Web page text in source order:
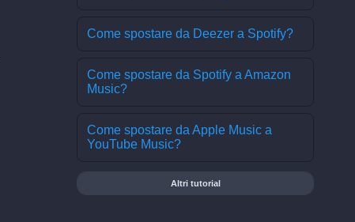
Come spostare da Deezer a Spotify?
Come spostare da Spotify a Amazon
Music?
Come spostare da Apple Music a
YouTube Music?
Altri tutorial